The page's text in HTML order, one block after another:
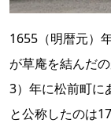
1655（明暦元）
が草庵を結んだ
3）年に松前町に
と公称したのは